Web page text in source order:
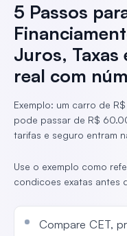
5 Passos
Juros, Taxas
real com
Exemplo: um carro de
pode passar de R$
tarifas e seguro entram
Use o exemplo como
condicoes exatas antes
Compare CET,